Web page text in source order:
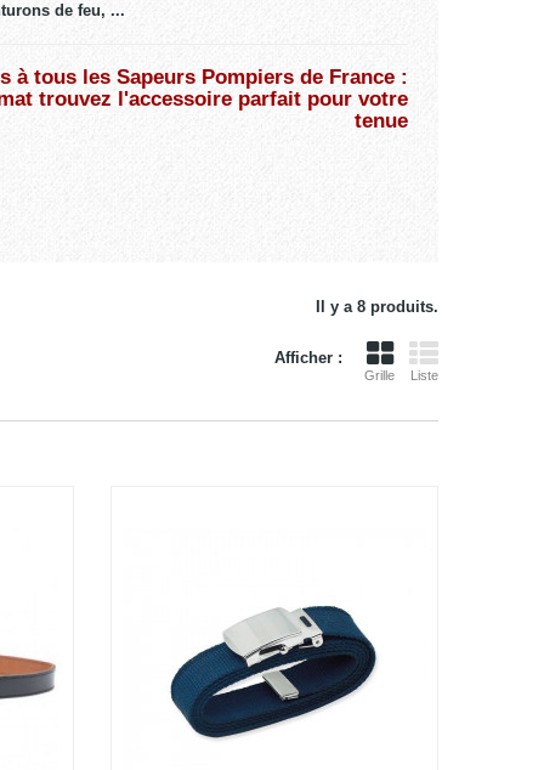
de feu, ...
à tous les Sapeurs Pompiers de France :
trouvez l'accessoire parfait pour votre
tenue
Il y a 8 produits.
Afficher :
Grille Liste